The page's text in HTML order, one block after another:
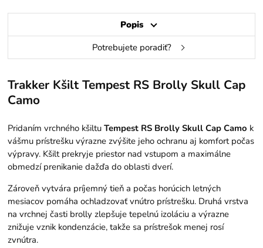
Popis
Potrebujete poradiť?
Trakker Kšilt Tempest RS Brolly Skull Cap
Camo
Pridaním vrchného kšiltuTempest RS Brolly Skull Cap Camo k
vášmu prístrešku výrazne zvýšite jeho ochranu aj komfort počas
výpravy. Kšilt prekryje priestor nad vstupom a maximálne
obmedzí prenikanie dažďa do oblasti dverí.
Zároveň vytvára príjemný tieň a počas horúcich letných
mesiacov pomáha ochladzovať vnútro prístrešku. Druhá vrstva
na vrchnej časti brolly zlepšuje tepelnú izoláciu a výrazne
znižuje vznik kondenzácie, takže sa prístrešok menej rosí
zvnútra.